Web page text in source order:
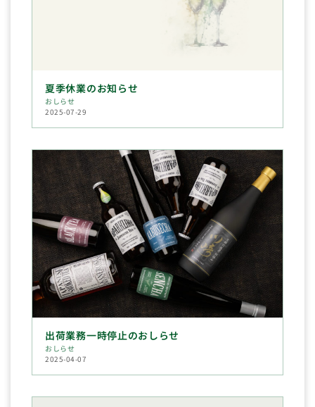
夏季休業のお知らせ
おしらせ
2025-07-29
出荷業務一時停止のおしらせ
おしらせ
2025-04-07